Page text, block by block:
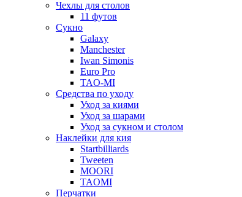
Чехлы для столов
11 футов
Сукно
Galaxy
Manchester
Iwan Simonis
Euro Pro
TAO-MI
Средства по уходу
Уход за киями
Уход за шарами
Уход за сукном и столом
Наклейки для кия
Startbilliards
Tweeten
MOORI
TAOMI
Перчатки